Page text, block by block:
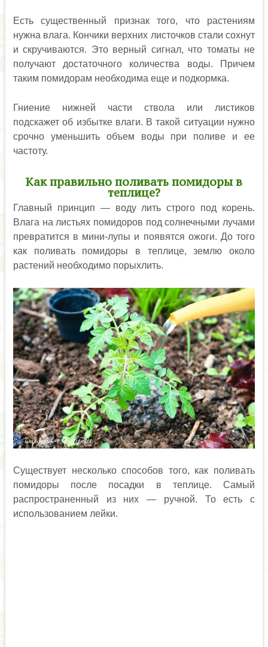
Есть существенный признак того, что растениям
нужна влага. Кончики верхних листочков стали сохнут
и скручиваются. Это верный сигнал, что томаты не
получают достаточного количества воды. Причем
таким помидорам необходима еще и подкормка.
Гниение нижней части ствола или листиков
подскажет об избытке влаги. В такой ситуации нужно
срочно уменьшить объем воды при поливе и ее
частоту.
Как правильно поливать помидоры в
теплице?
Главный принцип — воду лить строго под корень.
Влага на листьях помидоров под солнечными лучами
превратится в мини-лупы и появятся ожоги. До того
как поливать помидоры в теплице, землю около
растений необходимо порыхлить.
Существует несколько способов того, как поливать
помидоры после посадки в теплице. Самый
распространенный из них — ручной. То есть с
использованием лейки.